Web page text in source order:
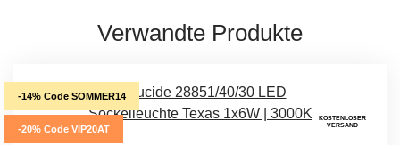
Verwandte Produkte
-14% Code SOMMER14
-20% Code VIP20AT
KOSTENLOSER
VERSAND